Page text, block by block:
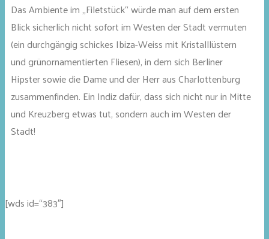
Das Ambiente im „Filetstück“ würde man auf dem ersten
Blick sicherlich nicht sofort im Westen der Stadt vermuten
(ein durchgängig schickes Ibiza-Weiss mit Kristalllüstern
und grünornamentierten Fliesen), in dem sich Berliner
Hipster sowie die Dame und der Herr aus Charlottenburg
zusammenfinden. Ein Indiz dafür, dass sich nicht nur in Mitte
und Kreuzberg etwas tut, sondern auch im Westen der
Stadt!
[wds id=“383″]